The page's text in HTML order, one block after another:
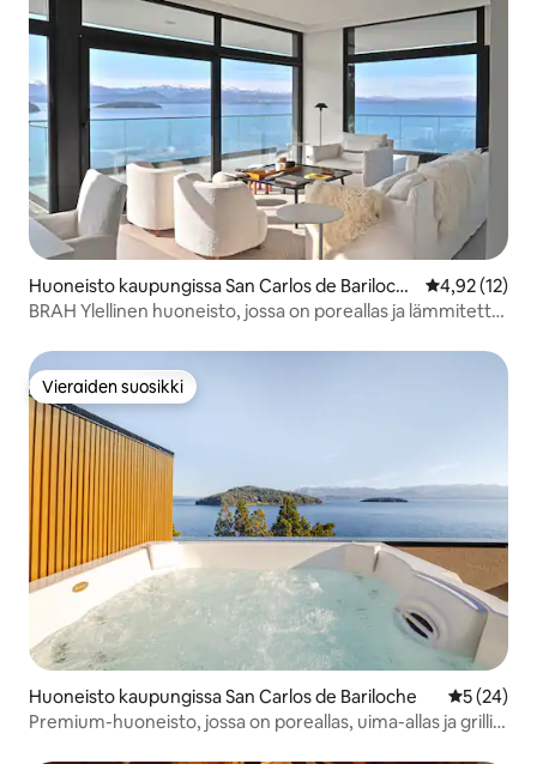
Huoneisto kaupungissa San Carlos de Bariloch
e
4,92 (12)
BRAH Ylellinen huoneisto, jossa on poreallas ja lämmitetty
Vieraiden suosikki
Vieraiden suosikki
Huoneisto kaupungissa San Carlos de Bariloche
5 (24)
Premium-huoneisto, jossa on poreallas, uima-allas ja grilli